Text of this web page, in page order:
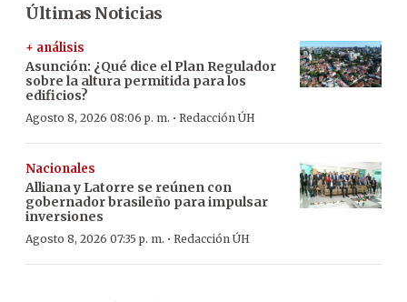
Últimas Noticias
+ análisis
Asunción: ¿Qué dice el Plan Regulador
sobre la altura permitida para los
edificios?
Agosto 8, 2026 08:06 p. m. · Redacción ÚH
Nacionales
Alliana y Latorre se reúnen con
gobernador brasileño para impulsar
inversiones
Agosto 8, 2026 07:35 p. m. · Redacción ÚH